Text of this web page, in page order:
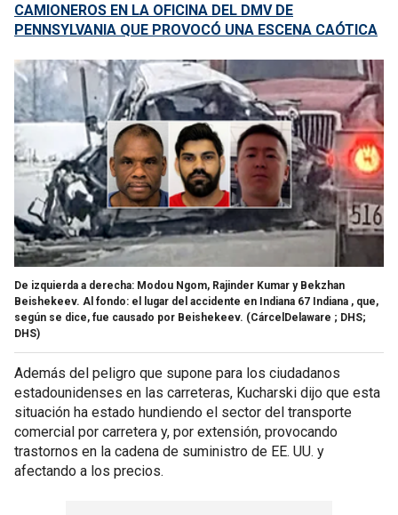
CAMIONEROS EN LA OFICINA DEL DMV DE
PENNSYLVANIA QUE PROVOCÓ UNA ESCENA CAÓTICA
De izquierda a derecha: Modou Ngom, Rajinder Kumar y Bekzhan
Beishekeev. Al fondo: el lugar del accidente en Indiana 67 Indiana , que,
según se dice, fue causado por Beishekeev. (CárcelDelaware ; DHS;
DHS)
Además del peligro que supone para los ciudadanos
estadounidenses en las carreteras, Kucharski dijo que esta
situación ha estado hundiendo el sector del transporte
comercial por carretera y, por extensión, provocando
trastornos en la cadena de suministro de EE. UU. y
afectando a los precios.